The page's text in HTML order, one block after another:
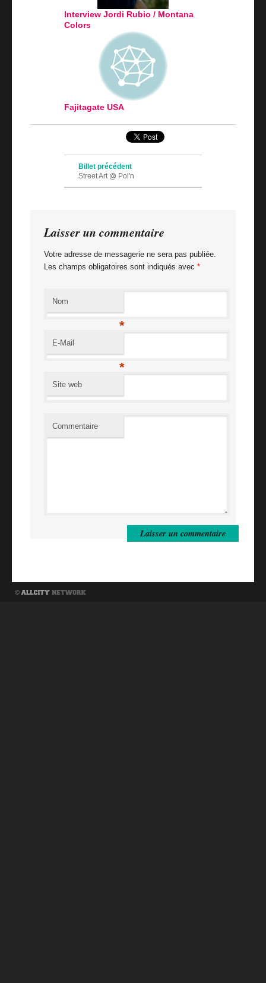
Interview Jordi Rubio / Montana
Colors
Fajitagate USA
Billet précédent
Street Art @ Pol'n
Laisser un commentaire
Votre adresse de messagerie ne sera pas publiée.
Les champs obligatoires sont indiqués avec *
Nom
*
E-Mail
*
Site web
Commentaire